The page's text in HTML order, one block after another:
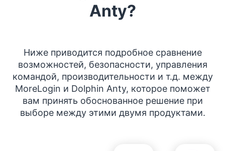
Anty?
Ниже приводится подробное сравнение
возможностей, безопасности, управления
командой, производительности и т.д. между
MoreLogin и Dolphin Anty, которое поможет
вам принять обоснованное решение при
выборе между этими двумя продуктами.